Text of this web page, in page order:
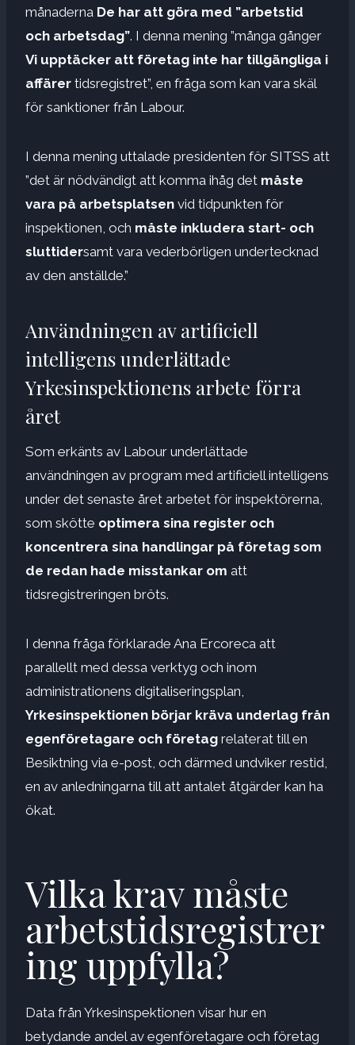
månaderna De har att göra med ”arbetstid
och arbetsdag”. I denna mening ”många gånger
Vi upptäcker att företag inte har tillgängliga i
affärer tidsregistret”, en fråga som kan vara skäl
för sanktioner från Labour.
I denna mening uttalade presidenten för SITSS att
”det är nödvändigt att komma ihåg det måste
vara på arbetsplatsen vid tidpunkten för
inspektionen, och måste inkludera start- och
sluttidersamt vara vederbörligen undertecknad
av den anställde.”
Användningen av artificiell
intelligens underlättade
Yrkesinspektionens arbete förra
året
Som erkänts av Labour underlättade
användningen av program med artificiell intelligens
under det senaste året arbetet för inspektörerna,
som skötte optimera sina register och
koncentrera sina handlingar på företag som
de redan hade misstankar om att
tidsregistreringen bröts.
I denna fråga förklarade Ana Ercoreca att
parallellt med dessa verktyg och inom
administrationens digitaliseringsplan,
Yrkesinspektionen börjar kräva underlag från
egenföretagare och företag relaterat till en
Besiktning via e-post, och därmed undviker restid,
en av anledningarna till att antalet åtgärder kan ha
ökat.
Vilka krav måste
arbetstidsregistrer
ing uppfylla?
Data från Yrkesinspektionen visar hur en
betydande andel av egenföretagare och företag